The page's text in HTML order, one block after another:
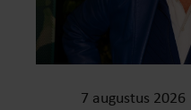
7 augustus 2026